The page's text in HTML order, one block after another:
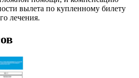
вылета по купленному билету
лечения.